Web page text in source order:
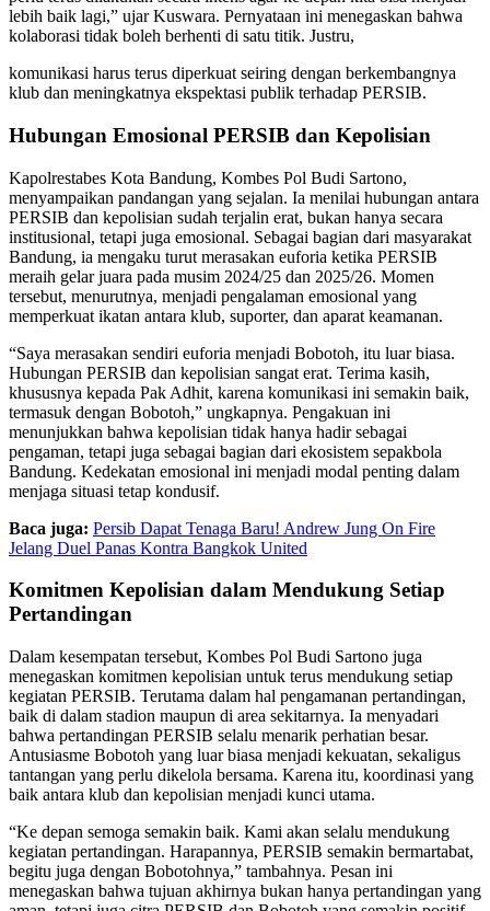
lebih baik lagi,” ujar Kuswara. Pernyataan ini menegaskan bahwa
kolaborasi tidak boleh berhenti di satu titik. Justru,
komunikasi harus terus diperkuat seiring dengan berkembangnya
klub dan meningkatnya ekspektasi publik terhadap PERSIB.
Hubungan Emosional PERSIB dan Kepolisian
Kapolrestabes Kota Bandung, Kombes Pol Budi Sartono,
menyampaikan pandangan yang sejalan. Ia menilai hubungan antara
PERSIB dan kepolisian sudah terjalin erat, bukan hanya secara
institusional, tetapi juga emosional. Sebagai bagian dari masyarakat
Bandung, ia mengaku turut merasakan euforia ketika PERSIB
meraih gelar juara pada musim 2024/25 dan 2025/26. Momen
tersebut, menurutnya, menjadi pengalaman emosional yang
memperkuat ikatan antara klub, suporter, dan aparat keamanan.
“Saya merasakan sendiri euforia menjadi Bobotoh, itu luar biasa.
Hubungan PERSIB dan kepolisian sangat erat. Terima kasih,
khususnya kepada Pak Adhit, karena komunikasi ini semakin baik,
termasuk dengan Bobotoh,” ungkapnya. Pengakuan ini
menunjukkan bahwa kepolisian tidak hanya hadir sebagai
pengaman, tetapi juga sebagai bagian dari ekosistem sepakbola
Bandung. Kedekatan emosional ini menjadi modal penting dalam
menjaga situasi tetap kondusif.
Baca juga: Persib Dapat Tenaga Baru! Andrew Jung On Fire
Jelang Duel Panas Kontra Bangkok United
Komitmen Kepolisian dalam Mendukung Setiap
Pertandingan
Dalam kesempatan tersebut, Kombes Pol Budi Sartono juga
menegaskan komitmen kepolisian untuk terus mendukung setiap
kegiatan PERSIB. Terutama dalam hal pengamanan pertandingan,
baik di dalam stadion maupun di area sekitarnya. Ia menyadari
bahwa pertandingan PERSIB selalu menarik perhatian besar.
Antusiasme Bobotoh yang luar biasa menjadi kekuatan, sekaligus
tantangan yang perlu dikelola bersama. Karena itu, koordinasi yang
baik antara klub dan kepolisian menjadi kunci utama.
“Ke depan semoga semakin baik. Kami akan selalu mendukung
kegiatan pertandingan. Harapannya, PERSIB semakin bermartabat,
begitu juga dengan Bobotohnya,” tambahnya. Pesan ini
menegaskan bahwa tujuan akhirnya bukan hanya pertandingan yang